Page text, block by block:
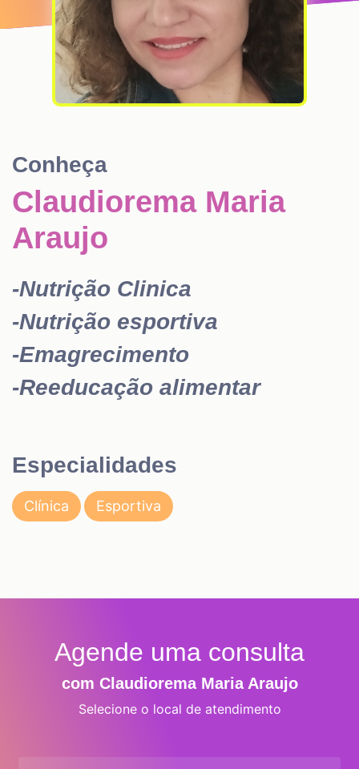
Conheça
Claudiorema Maria
Araujo
-Nutrição Clinica
-Nutrição esportiva
-Emagrecimento
-Reeducação alimentar
Especialidades
Clínica Esportiva
Agende uma consulta
com Claudiorema Maria Araujo
Selecione o local de atendimento